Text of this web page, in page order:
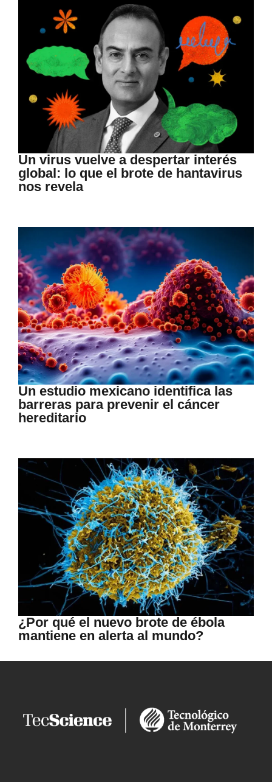
Un virus vuelve a despertar interés
global: lo que el brote de hantavirus
nos revela
Un estudio mexicano identifica las
barreras para prevenir el cáncer
hereditario
¿Por qué el nuevo brote de ébola
mantiene en alerta al mundo?